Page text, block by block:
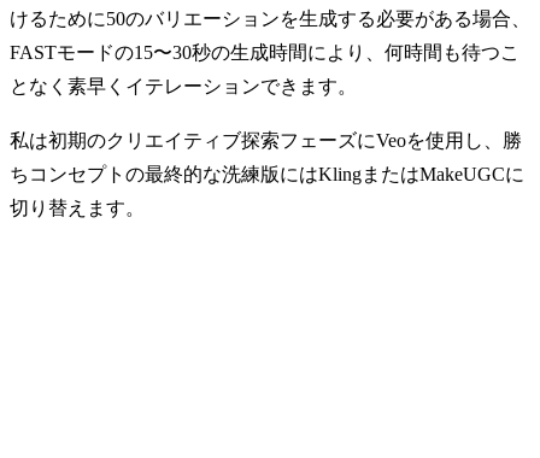
けるために50のバリエーションを生成する必要がある場合、
FASTモードの15〜30秒の生成時間により、何時間も待つこ
となく素早くイテレーションできます。
私は初期のクリエイティブ探索フェーズにVeoを使用し、勝
ちコンセプトの最終的な洗練版にはKlingまたはMakeUGCに
切り替えます。